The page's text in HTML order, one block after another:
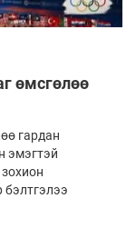
өмсгөлөө
гардан
эмэгтэй
бэлтгэлээ